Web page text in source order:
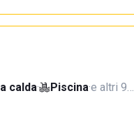
calda· Piscina·e altri 9…